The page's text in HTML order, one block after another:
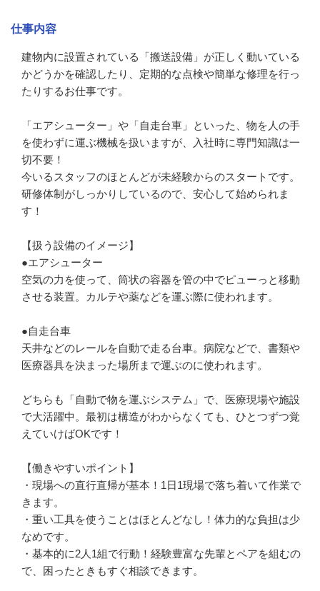
仕事内容
建物内に設置されている「搬送設備」が正しく動いている
かどうかを確認したり、定期的な点検や簡単な修理を行っ
たりするお仕事です。
「エアシューター」や「自走台車」といった、物を人の手
を使わずに運ぶ機械を扱いますが、入社時に専門知識は一
切不要！
今いるスタッフのほとんどが未経験からのスタートです。
研修体制がしっかりしているので、安心して始められま
す！
【扱う設備のイメージ】
●エアシューター
空気の力を使って、筒状の容器を管の中でピューっと移動
させる装置。カルテや薬などを運ぶ際に使われます。
●自走台車
天井などのレールを自動で走る台車。病院などで、書類や
医療器具を決まった場所まで運ぶのに使われます。
どちらも「自動で物を運ぶシステム」で、医療現場や施設
で大活躍中。最初は構造がわからなくても、ひとつずつ覚
えていけばOKです！
【働きやすいポイント】
・現場への直行直帰が基本！1日1現場で落ち着いて作業で
きます。
・重い工具を使うことはほとんどなし！体力的な負担は少
なめです。
・基本的に2人1組で行動！経験豊富な先輩とペアを組むの
で、困ったときもすぐ相談できます。